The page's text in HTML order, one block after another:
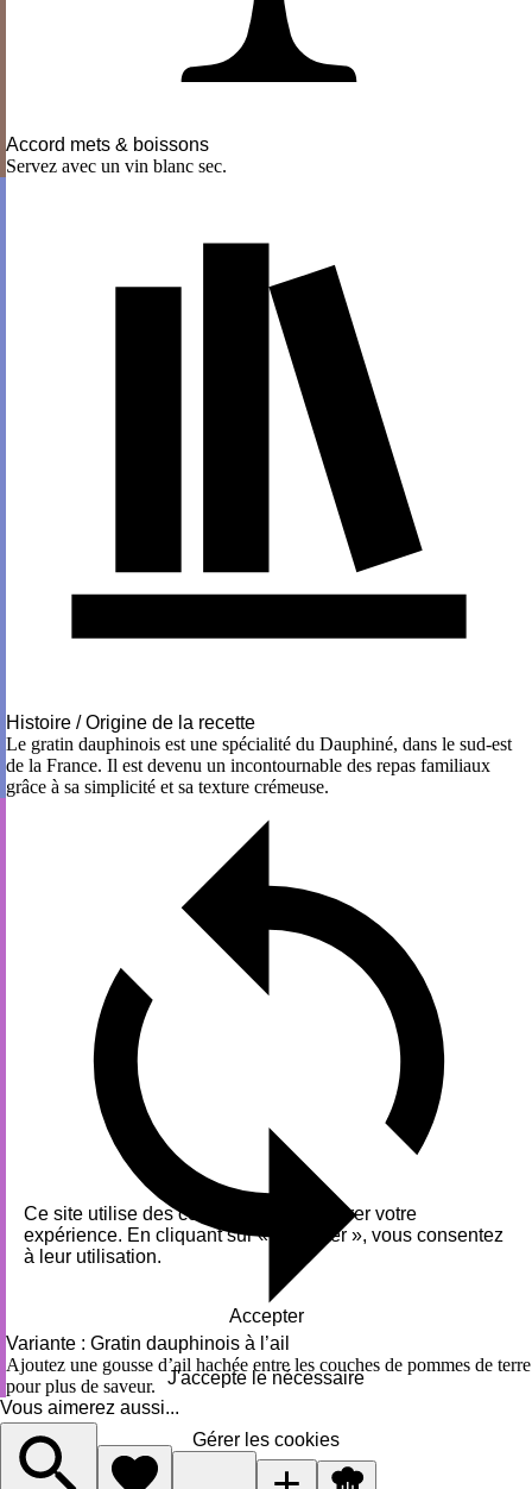
Accord mets & boissons
Servez avec un vin blanc sec.
Histoire / Origine de la recette
Le gratin dauphinois est une spécialité du Dauphiné, dans le sud-est
de la France. Il est devenu un incontournable des repas familiaux
grâce à sa simplicité et sa texture crémeuse.
Variante : Gratin dauphinois à l’ail
Ajoutez une gousse d’ail hachée entre les couches de pommes de terre
pour plus de saveur.
Vous aimerez aussi...
Ce site utilise des cookies pour améliorer votre
expérience. En cliquant sur « Accepter », vous consentez
à leur utilisation.
Accepter
J'accepte le nécessaire
Gérer les cookies